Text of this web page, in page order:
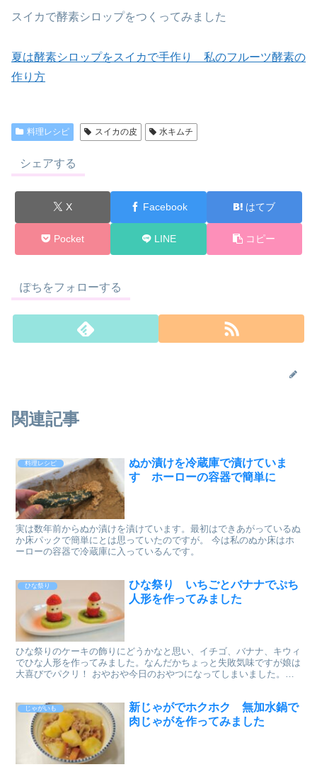
スイカで酵素シロップをつくってみました
夏は酵素シロップをスイカで手作り 私のフルーツ酵素の
作り方
料理レシピ スイカの皮 水キムチ
シェアする
X Facebook はてブ
Pocket LINE コピー
ぽちをフォローする
関連記事
料理レシピ
ぬか漬けを冷蔵庫で漬けていま
す ホーローの容器で簡単に
実は数年前からぬか漬けを漬けています。最初はできあがっているぬ
か床パックで簡単にとは思っていたのですが。 今は私のぬか床はホ
ーローの容器で冷蔵庫に入っているんです。
ひな祭り
ひな祭り いちごとバナナでぷち
人形を作ってみました
ひな祭りのケーキの飾りにどうかなと思い、イチゴ、バナナ、キウィ
でひな人形を作ってみました。なんだかちょっと失敗気味ですが娘は
大喜びでパクリ！ おやおや今日のおやつになってしまいました。
じゃがいも
新じゃがでホクホク 無加水鍋で
肉じゃがを作ってみました